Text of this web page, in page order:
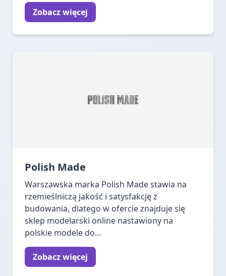
Zobacz więcej
Polish Made
Warszawska marka Polish Made stawia na
rzemieślniczą jakość i satysfakcję z
budowania, dlatego w ofercie znajduje się
sklep modelarski online nastawiony na
polskie modele do...
Zobacz więcej